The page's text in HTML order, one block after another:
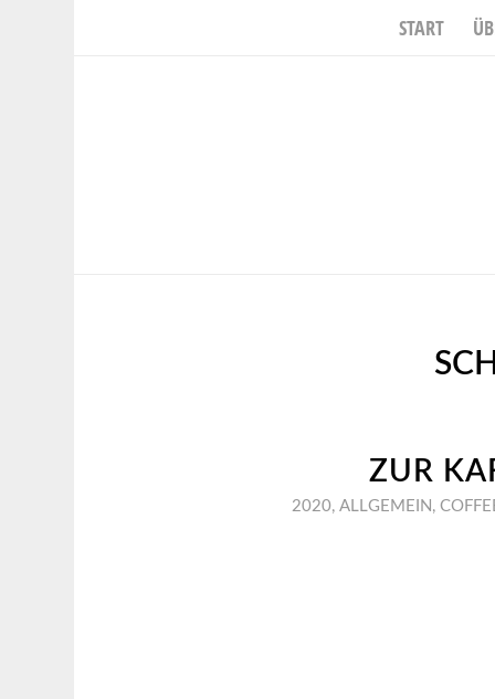
START
ZUR
2020, ALLGEMEIN ,